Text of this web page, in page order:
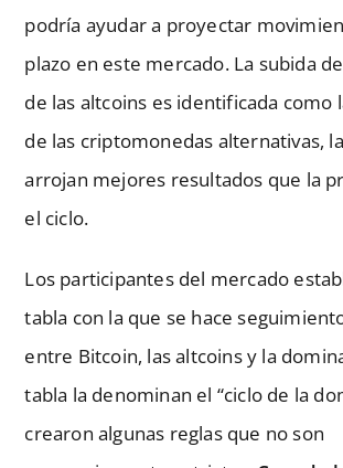
podría ayudar a proyectar
plazo en este mercado. La subida
de las altcoins es identificada como
de las criptomonedas alternativas,
arrojan mejores resultados que la
el ciclo.
Los participantes del mercado
tabla con la que se hace
entre Bitcoin, las altcoins y la
tabla la denominan el “ciclo de la
crearon algunas reglas que no son